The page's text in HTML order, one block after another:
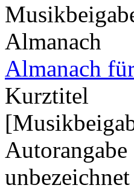
Almanach
Almanach
Kurztitel
Autorangabe
unbezeichnet